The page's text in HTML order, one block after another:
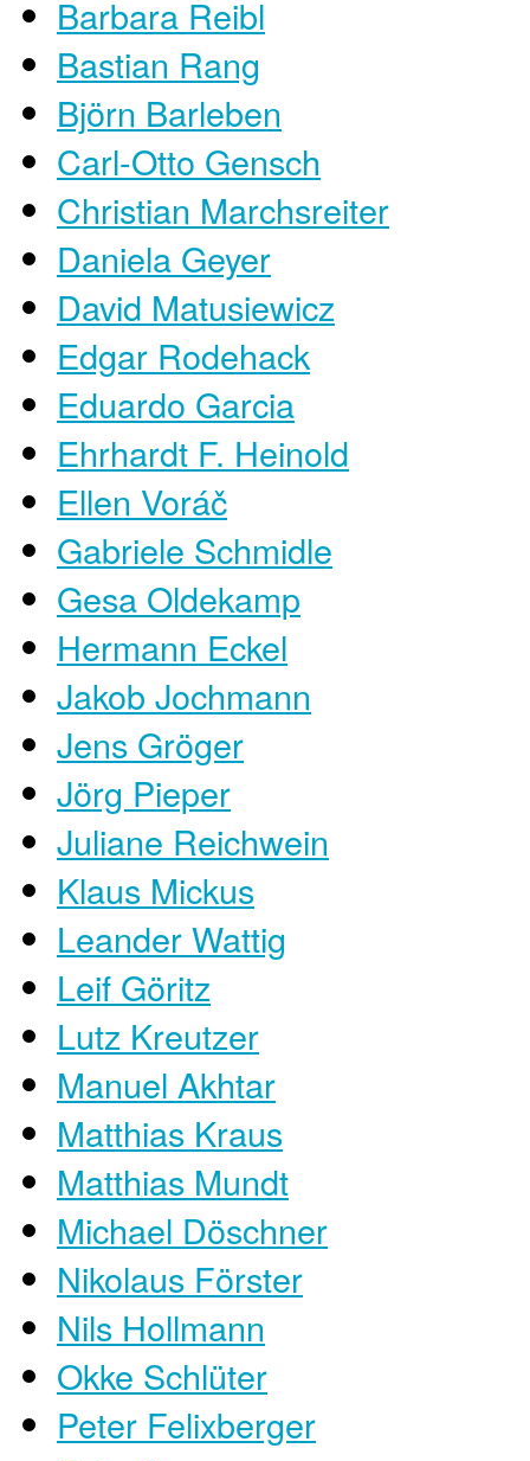
Barbara Reibl
Bastian Rang
Björn Barleben
Carl-Otto Gensch
Christian Marchsreiter
Daniela Geyer
David Matusiewicz
Edgar Rodehack
Eduardo Garcia
Ehrhardt F. Heinold
Ellen Voráč
Gabriele Schmidle
Gesa Oldekamp
Hermann Eckel
Jakob Jochmann
Jens Gröger
Jörg Pieper
Juliane Reichwein
Klaus Mickus
Leander Wattig
Leif Göritz
Lutz Kreutzer
Manuel Akhtar
Matthias Kraus
Matthias Mundt
Michael Döschner
Nikolaus Förster
Nils Hollmann
Okke Schlüter
Peter Felixberger